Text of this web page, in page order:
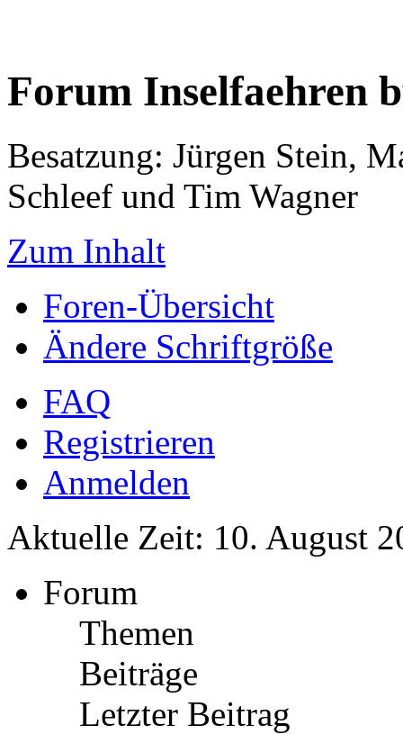
Forum Inselfaehren
Besatzung: Jürgen Stein,
Schleef und Tim Wagner
Zum Inhalt
Foren-Übersicht
Ändere Schriftgröße
FAQ
Registrieren
Anmelden
Aktuelle Zeit: 10. August
Forum
Themen
Beiträge
Letzter Beitrag